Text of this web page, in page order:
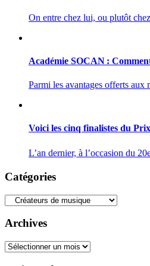
On entre chez lui, ou plutôt
Académie SOCAN :
Parmi les avantages offerts aux
Voici les cinq finalistes du
L’an dernier, à l’occasion du
Catégories
Catégories
Archives
Archives